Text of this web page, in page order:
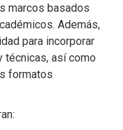
marcos basados
Además,
para incorporar
técnicas, así como
formatos